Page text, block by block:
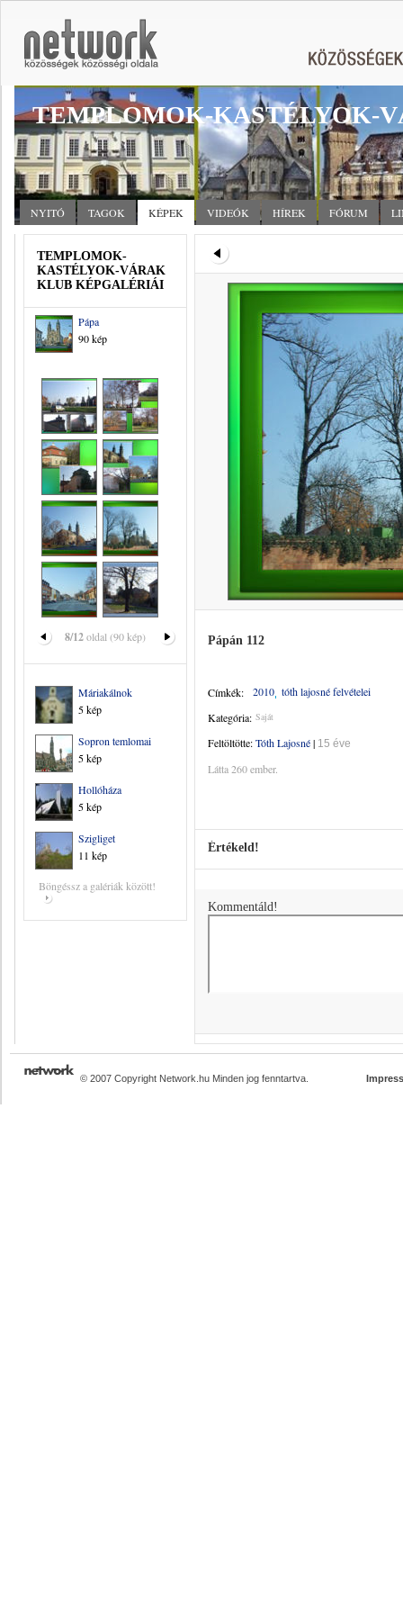
TEMPLOMOK-KASTÉLYOK-
NYITÓ TAGOK KÉPEK VIDEÓK HÍREK FÓRUM
TEMPLOMOK-
KASTÉLYOK-VÁRAK
KLUB KÉPGALÉRIÁI
Pápa
90 kép
8/12oldal (90 kép)
Máriakálnok
5 kép
Sopron temlomai
5 kép
Hollóháza
5 kép
Szigliget
11 kép
Böngéssz a galériák között!
Pápán 112
Címkék: 2010 tóth lajosné felvételei
Kategória: Saját
Feltöltötte:Tóth Lajosné| 15 éve
Látta 260 ember.
Értékeld!
Kommentáld!
© 2007 Copyright Network.hu Minden jog fenntartva.